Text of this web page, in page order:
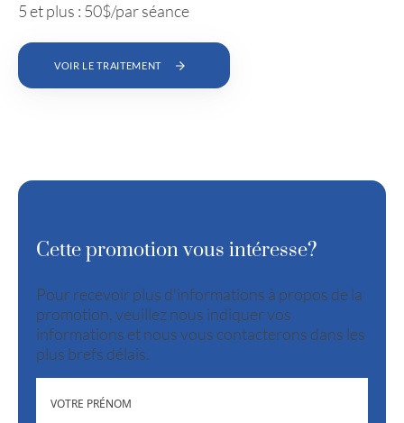
5 et plus : 50$/par séance
VOIR LE TRAITEMENT
Cette promotion vous intéresse?
Pour recevoir plus d'informations à propos de la
promotion, veuillez nous indiquer vos
informations et nous vous contacterons dans les
plus brefs délais.